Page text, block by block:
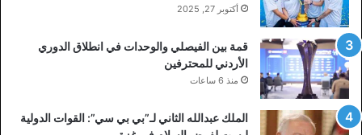
أكتوبر 27, 2025
قمة بين الفيصلي والوحدات في انطلاق الدوري
الأردني للمحترفين
منذ 6 ساعات
الملك عبدالله الثاني لـ”بي بي سي”: القوات الدولية